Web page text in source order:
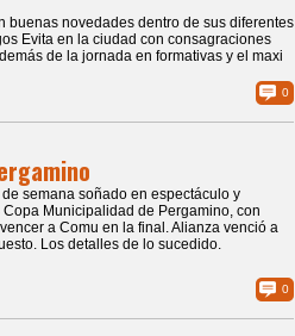
buenas novedades dentro de sus diferentes
Evita en la ciudad con consagraciones
de la jornada en formativas y el maxi
0
de semana soñado en espectáculo y
Municipalidad de Pergamino, con
a Comu en la final. Alianza venció a
Los detalles de lo sucedido.
0